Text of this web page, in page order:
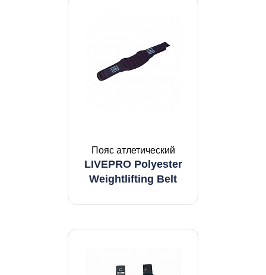
Пояс атлетический
LIVEPRO Polyester
Weightlifting Belt